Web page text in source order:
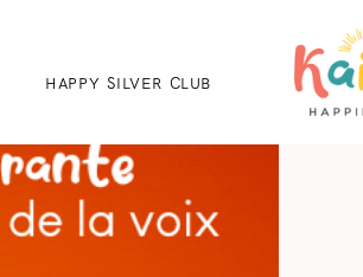
HAPPY SILVER CLUB